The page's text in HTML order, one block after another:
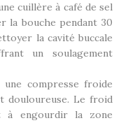
cuillère à café de sel
la bouche pendant 30
la cavité buccale
un soulagement
une compresse froide
douloureuse. Le froid
à engourdir la zone